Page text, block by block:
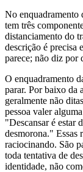
No enquadramento
tem três
distanciamento do
descrição é precisa
parece; não diz por
O enquadramento
parar. Por baixo da
geralmente não
pessoa valer
"Descansar é estar
desmorona." Essas
raciocinando. São
toda tentativa de
identidade, não